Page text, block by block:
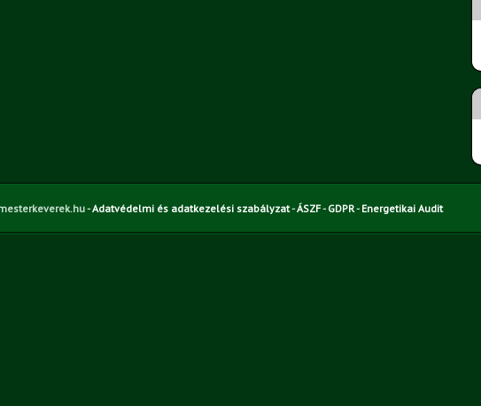
-Adatvédelmi és adatkezelési szabályzat-ÁSZF- GDPR- Energetikai Audit